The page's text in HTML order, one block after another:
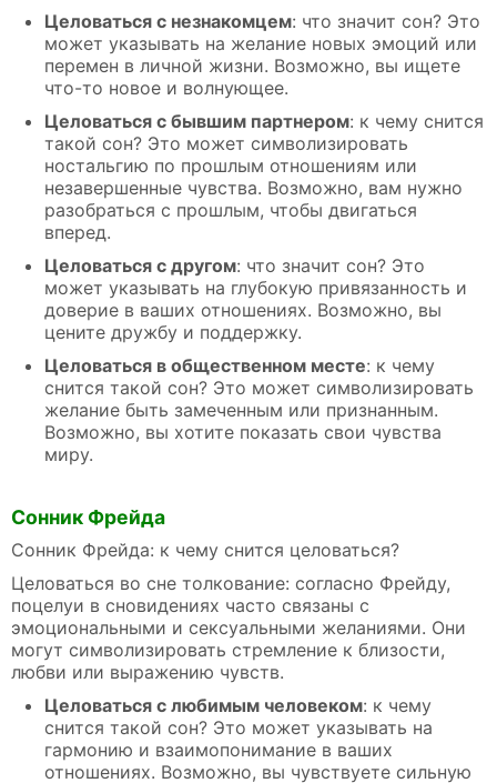
Целоваться с незнакомцем: что значит сон? Это
может указывать на желание новых эмоций или
перемен в личной жизни. Возможно, вы ищете
что-то новое и волнующее.
Целоваться с бывшим партнером: к чему снится
такой сон? Это может символизировать
ностальгию по прошлым отношениям или
незавершенные чувства. Возможно, вам нужно
разобраться с прошлым, чтобы двигаться
вперед.
Целоваться с другом: что значит сон? Это
может указывать на глубокую привязанность и
доверие в ваших отношениях. Возможно, вы
цените дружбу и поддержку.
Целоваться в общественном месте: к чему
снится такой сон? Это может символизировать
желание быть замеченным или признанным.
Возможно, вы хотите показать свои чувства
миру.
Сонник Фрейда
Сонник Фрейда: к чему снится целоваться?
Целоваться во сне толкование: согласно Фрейду,
поцелуи в сновидениях часто связаны с
эмоциональными и сексуальными желаниями. Они
могут символизировать стремление к близости,
любви или выражению чувств.
Целоваться с любимым человеком: к чему
снится такой сон? Это может указывать на
гармонию и взаимопонимание в ваших
отношениях. Возможно, вы чувствуете сильную